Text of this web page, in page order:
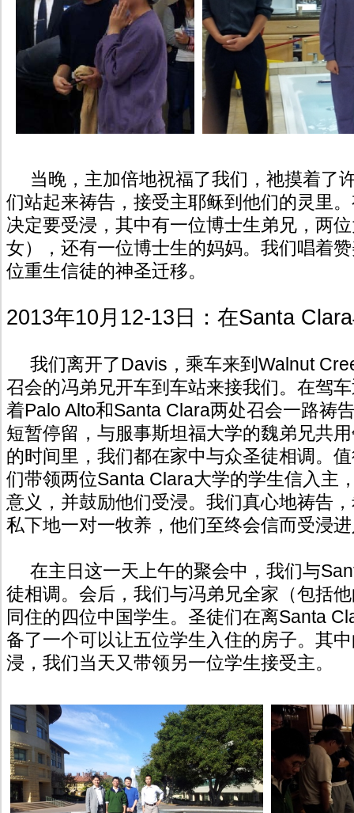
当晚，主加倍地祝福了我们，祂摸着了
们站起来祷告，接受主耶稣到他们的灵里
决定要受浸，其中有一位博士生弟兄，两
女），还有一位博士生的妈妈。我们唱着
位重生信徒的神圣迁移。
2013年10月12-13日：在Santa
我们离开了Davis，乘车来到Walnut
召会的冯弟兄开车到车站来接我们。在驾
着Palo Alto和Santa Clara两处召会一路祷
短暂停留，与服事斯坦福大学的魏弟兄共
的时间里，我们都在家中与众圣徒相调。
们带领两位Santa Clara大学的学生信入主
意义，并鼓励他们受浸。我们真心地祷告
私下地一对一牧养，他们至终会信而受浸
在主日这一天上午的聚会中，我们与
徒相调。会后，我们与冯弟兄全家（包括
同住的四位中国学生。圣徒们在离Santa
备了一个可以让五位学生入住的房子。其
浸，我们当天又带领另一位学生接受主。